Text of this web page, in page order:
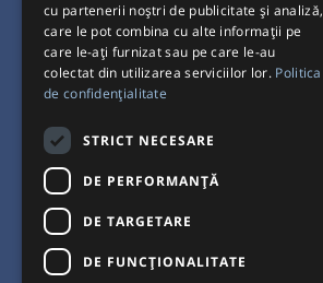
Curse autobuz
Plecări/Sosiri
Setări de cookie-uri
cu partenerii noștri de publicitate și analiză,
care le pot combina cu alte informații pe
care le-ați furnizat sau pe care le-au
colectat din utilizarea serviciilor lor. Politica
de confidențialitate
STRICT NECESARE
DE PERFORMANȚĂ
DE TARGETARE
DE FUNCŢIONALITATE